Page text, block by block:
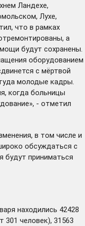
Ландехе,
Лухе,
что в рамках
а
будут сохранены.
оборудованием
с мёртвой
молодые кадры.
когда больницы
- отметил
в том числе и
обсуждаться с
будут приниматься
находились 42428
301 человек), 31563